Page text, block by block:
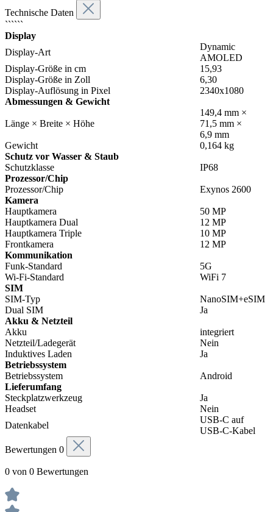
Technische Daten
``````
Display
Display-Art
Dynamic
AMOLED
Display-Größe in cm
15,93
Display-Größe in Zoll
6,30
Display-Auflösung in Pixel
2340x1080
Abmessungen & Gewicht
Länge × Breite × Höhe
149,4 mm ×
71,5 mm ×
6,9 mm
Gewicht
0,164 kg
Schutz vor Wasser & Staub
Schutzklasse
IP68
Prozessor/Chip
Prozessor/Chip
Exynos 2600
Kamera
Hauptkamera
50 MP
Hauptkamera Dual
12 MP
Hauptkamera Triple
10 MP
Frontkamera
12 MP
Kommunikation
Funk-Standard
5G
Wi-Fi-Standard
WiFi 7
SIM
SIM-Typ
NanoSIM+eSIM
Dual SIM
Ja
Akku & Netzteil
Akku
integriert
Netzteil/Ladegerät
Nein
Induktives Laden
Ja
Betriebssystem
Betriebssystem
Android
Lieferumfang
Steckplatzwerkzeug
Ja
Headset
Nein
Datenkabel
USB-C auf
USB-C-Kabel
Bewertungen 0
0 von 0 Bewertungen